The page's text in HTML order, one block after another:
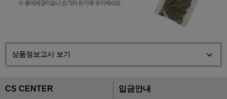
상품정보고시 보기
CS CENTER
입금안내